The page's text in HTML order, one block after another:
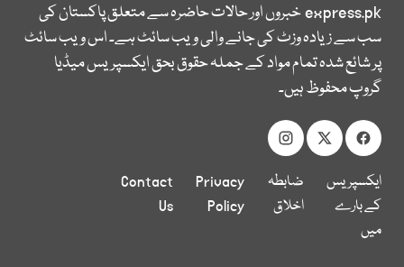
express.pkخبروں اور حالات حاضرہ سے متعلق پاکستان کی
سب سے زیادہ وزٹ کی جانے والی ویب سائٹ ہے۔ اس ویب سائٹ
پر شائع شدہ تمام مواد کے جملہ حقوق بحق ایکسپریس میڈیا
گروپ محفوظ ہیں۔
ایکسپریس
کے بارے
میں
ضابطہ
اخلاق
Privacy
Policy
Contact
Us